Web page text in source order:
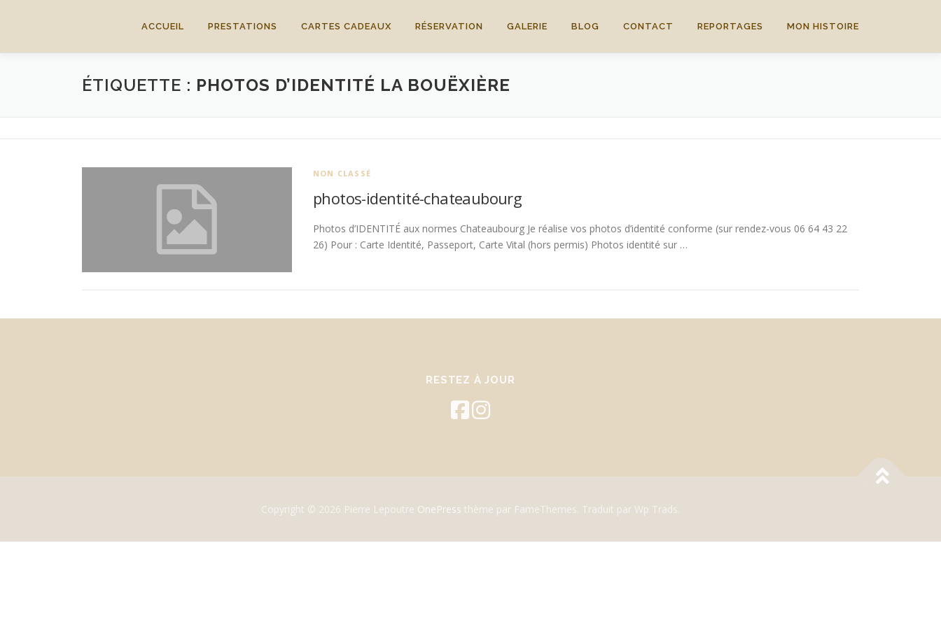
ACCUEIL PRESTATIONS CARTES CADEAUX RÉSERVATION GALERIE BLOG CONTACT REPORTAGES MON HISTOIRE
ÉTIQUETTE : PHOTOS D’IDENTITÉ LA BOUËXIÈRE
NON CLASSÉ
photos-identité-chateaubourg
Photos d’IDENTITÉ aux normes Chateaubourg Je réalise vos photos d’identité conforme (sur rendez-vous 06 64 43 22
26) Pour : Carte Identité, Passeport, Carte Vital (hors permis) Photos identité sur …
RESTEZ À JOUR
Copyright © 2026 Pierre Lepoutre OnePress thème par FameThemes. Traduit par Wp Trads.